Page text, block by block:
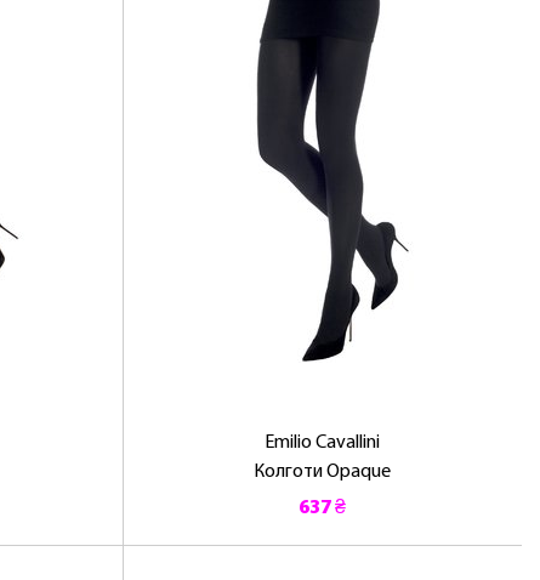
Emilio Cavallini
Колготи Opaque
637 ₴